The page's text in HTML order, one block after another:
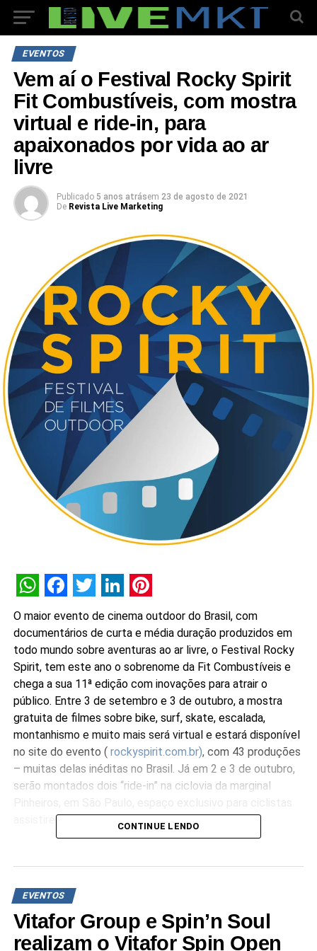
EVENTOS
Vem aí o Festival Rocky Spirit
Fit Combustíveis, com mostra
virtual e ride-in, para
apaixonados por vida ao ar
livre
Publicado 5 anos atrásem 23 de agosto de 2021
De Revista Live Marketing
WhatsApp
Facebook
Twitter
LinkedIn
Pinterest
O maior evento de cinema outdoor do Brasil, com
documentários de curta e média duração produzidos em
todo mundo sobre aventuras ao ar livre, o Festival Rocky
Spirit, tem este ano o sobrenome da Fit Combustíveis e
chega a sua 11ª edição com inovações para atrair o
público. Entre 3 de setembro e 3 de outubro, a mostra
gratuita de filmes sobre bike, surf, skate, escalada,
montanhismo e muito mais será virtual e estará disponível
no site do evento ( rockyspirit.com.br), com 43 produções
– muitas delas inéditas no Brasil. Já em 2 e 3 de outubro,
serão montados dois “ride-in” na ciclovia da marginal
assistirem a mostra.
melhores documentários nacionais e internacionais sobre
vida ao ar livre, esportes e meio ambiente. Tudo o que faz
parte desse universo e que desafia a maneira de ver o
mundo tem espaço no festival. O propósito é inspirar o
público a buscar uma vida mais verdadeira, saudável e
CONTINUE LENDO
EVENTOS
Vitafor Group e Spin’n Soul
realizam o Vitafor Spin Open